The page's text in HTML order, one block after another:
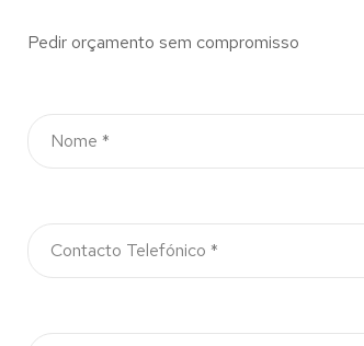
Pedir orçamento sem compromisso